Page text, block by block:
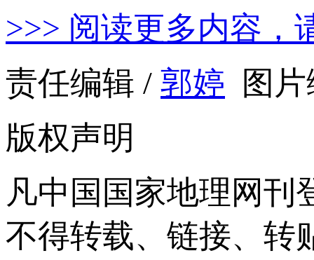
>>> 阅读更多内容，
责任编辑 / 郭婷 图
版权声明
凡中国国家地理网刊
不得转载、链接、转